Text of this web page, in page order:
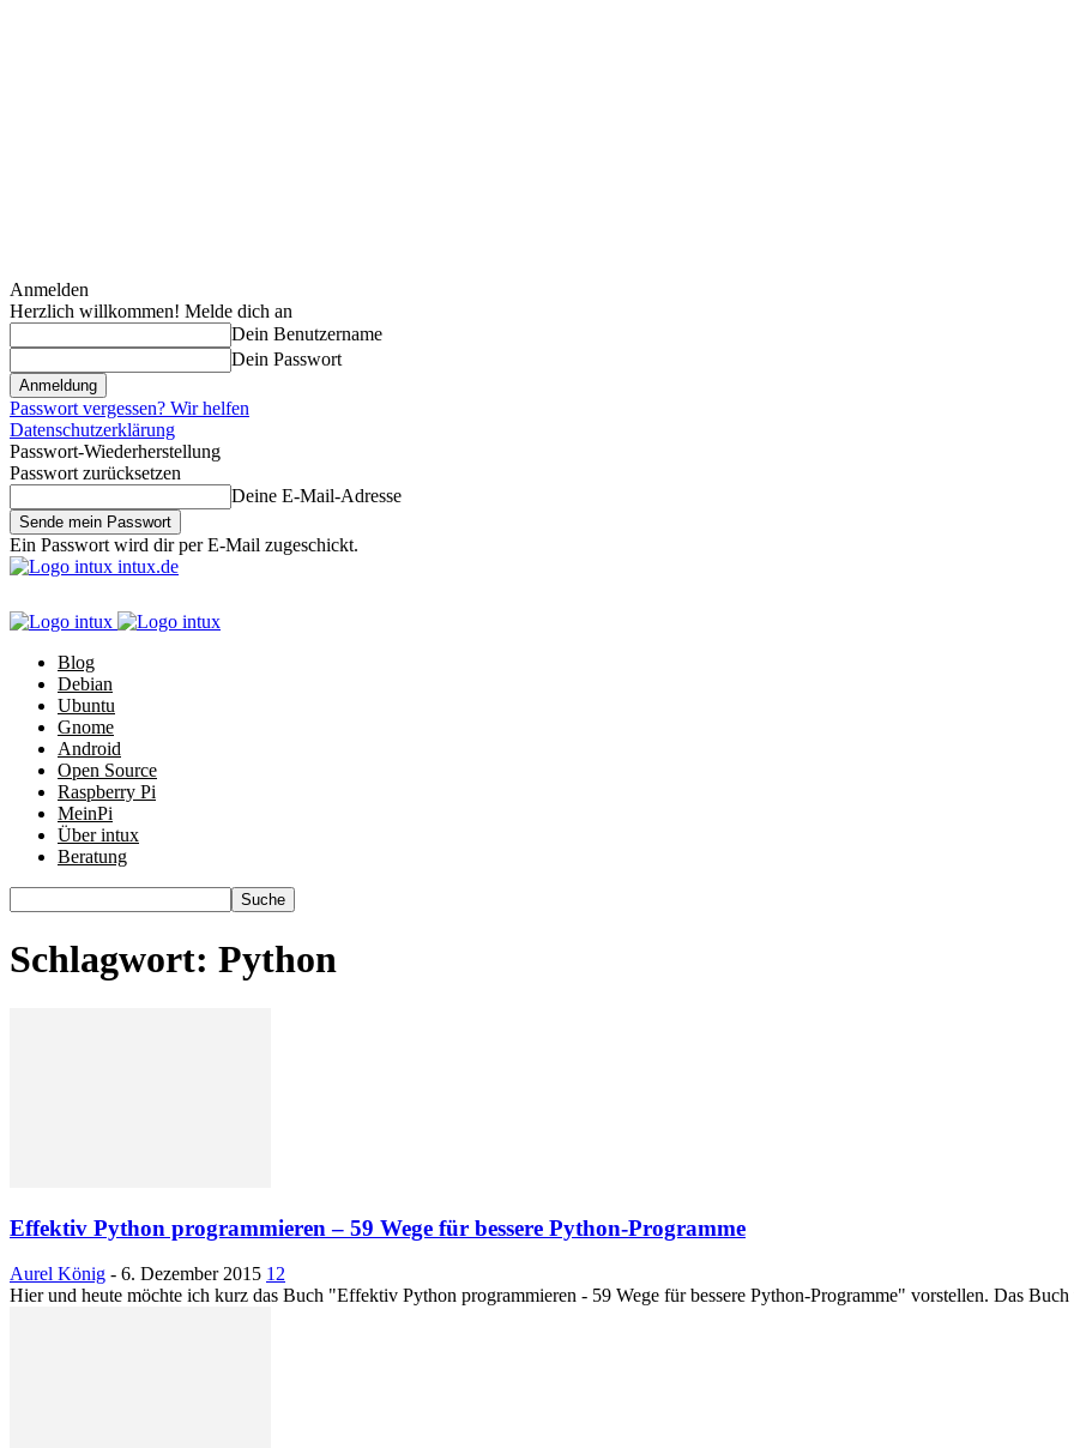
Anmelden
Herzlich willkommen! Melde dich an
Dein Benutzername
Dein Passwort
Passwort vergessen? Wir helfen
Datenschutzerklärung
Passwort-Wiederherstellung
Passwort zurücksetzen
Deine E-Mail-Adresse
Ein Passwort wird dir per E-Mail zugeschickt.
intux.de
Blog
Debian
Ubuntu
Gnome
Android
Open Source
Raspberry Pi
MeinPi
Über intux
Beratung
Schlagwort: Python
Effektiv Python programmieren – 59 Wege für bessere Python-Programme
Aurel König - 6. Dezember 2015 12
Hier und heute möchte ich kurz das Buch "Effektiv Python programmieren - 59 Wege für bessere Python-Programme" vorstellen. Das